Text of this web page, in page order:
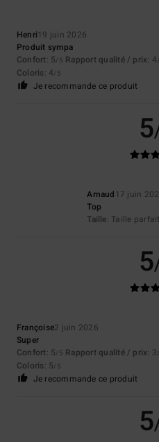
Henri19 juin 2026
Produit sympa
Confort: 5/5 Rapport qualité / prix: 4
Coloris: 4/5
Je recommande ce produit
5
Arnaud 17 juin
Top
Taille: Taille
5
Françoise2 juin 2026
Super
Confort: 5/5 Rapport qualité / prix: 3
Coloris: 5/5
Je recommande ce produit
5